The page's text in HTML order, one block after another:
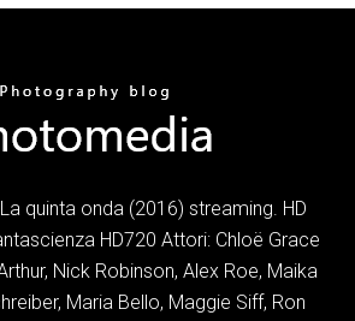
quinta onda (2016) streaming. HD
HD720 Attori: Chloë Grace
Nick Robinson, Alex Roe, Maika
Maria Bello, Maggie Siff, Ron